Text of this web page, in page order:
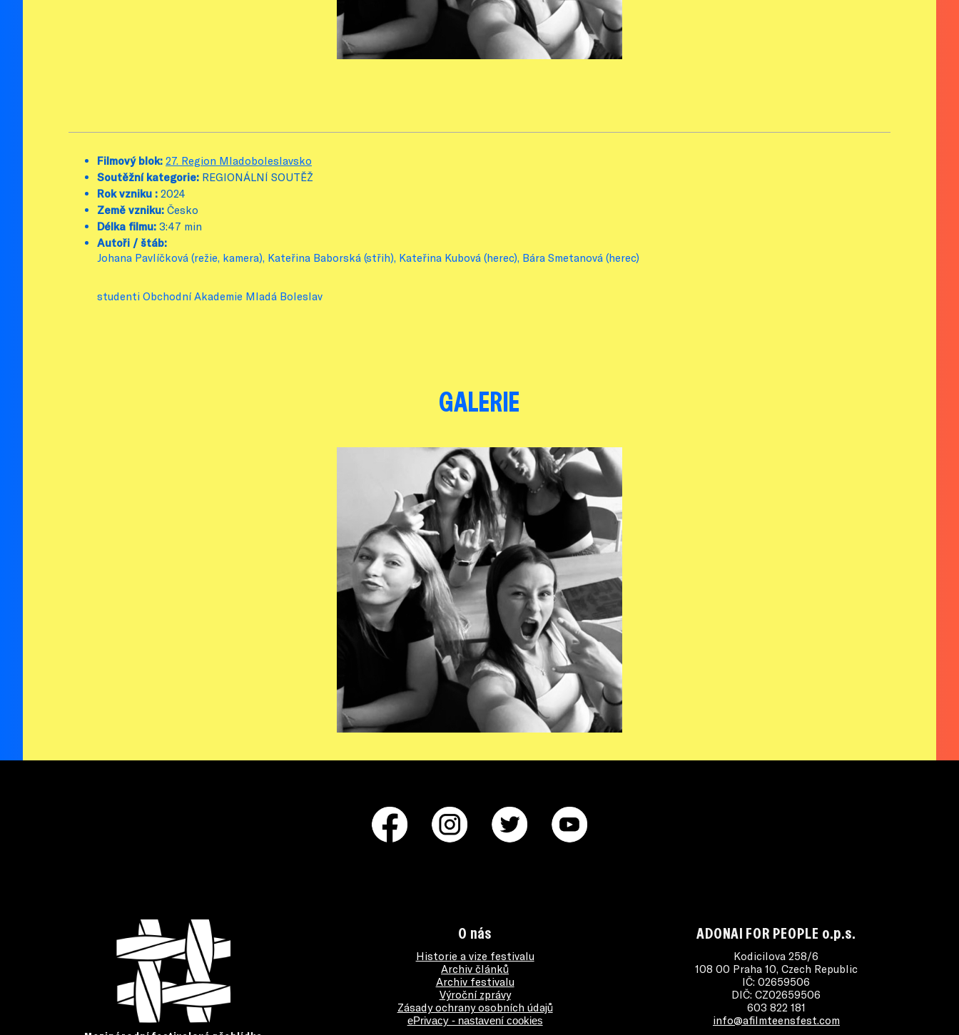
Filmový blok: 27. Region Mladoboleslavsko
Soutěžní kategorie: REGIONÁLNÍ SOUTĚŽ
Rok vzniku : 2024
Země vzniku: Česko
Délka filmu: 3:47 min
Autoři / štáb:
Johana Pavlíčková (režie, kamera), Kateřina Baborská (střih), Kateřina Kubová (herec), Bára Smetanová (herec)
studenti Obchodní Akademie Mladá Boleslav
GALERIE
O nás
Historie a vize festivalu
Archiv článků
Archiv festivalu
Výroční zprávy
Zásady ochrany osobních údajů
ePrivacy - nastavení cookies
ADONAI FOR PEOPLE o.p.s.
Kodicilova 258/6
108 00 Praha 10, Czech Republic
IČ: 02659506
DIČ: CZ02659506
603 822 181
info@afilmteensfest.com